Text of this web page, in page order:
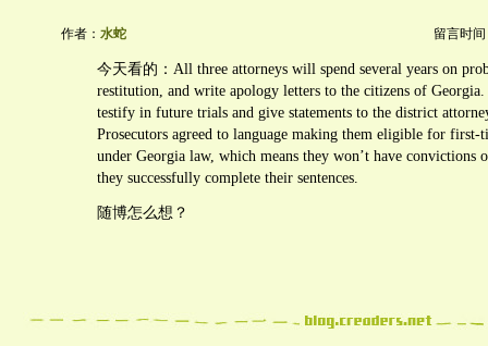
作者： 水蛇 留言时间
今天看的：All three attorneys will spend several years on
restitution, and write apology letters to the citizens of
testify in future trials and give statements to the district
Prosecutors agreed to language making them eligible for first-
under Georgia law, which means they won’t have convictions
they successfully complete their sentences.
随博怎么想？